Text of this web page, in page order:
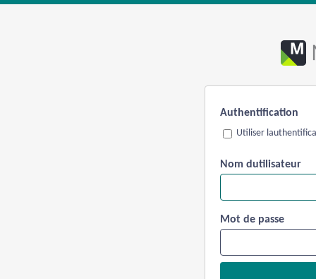
Authentification
Utiliser
Nom dutilisateur
Mot de passe